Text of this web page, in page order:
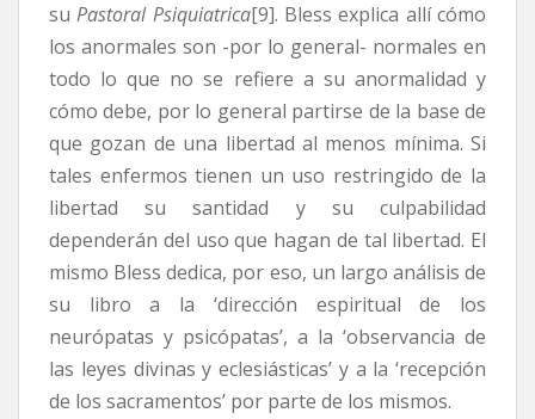
suPastoral Psiquiatrica[9]. Bless explica allí cómo
los anormales son -por lo general- normales en
todo lo que no se refiere a su anormalidad y
cómo debe, por lo general partirse de la base de
que gozan de una libertad al menos mínima. Si
tales enfermos tienen un uso restringido de la
libertad su santidad y su culpabilidad
dependerán del uso que hagan de tal libertad. El
mismo Bless dedica, por eso, un largo análisis de
su libro a la ‘dirección espiritual de los
neurópatas y psicópatas’, a la ‘observancia de
las leyes divinas y eclesiásticas’ y a la ‘recepción
de los sacramentos’ por parte de los mismos.